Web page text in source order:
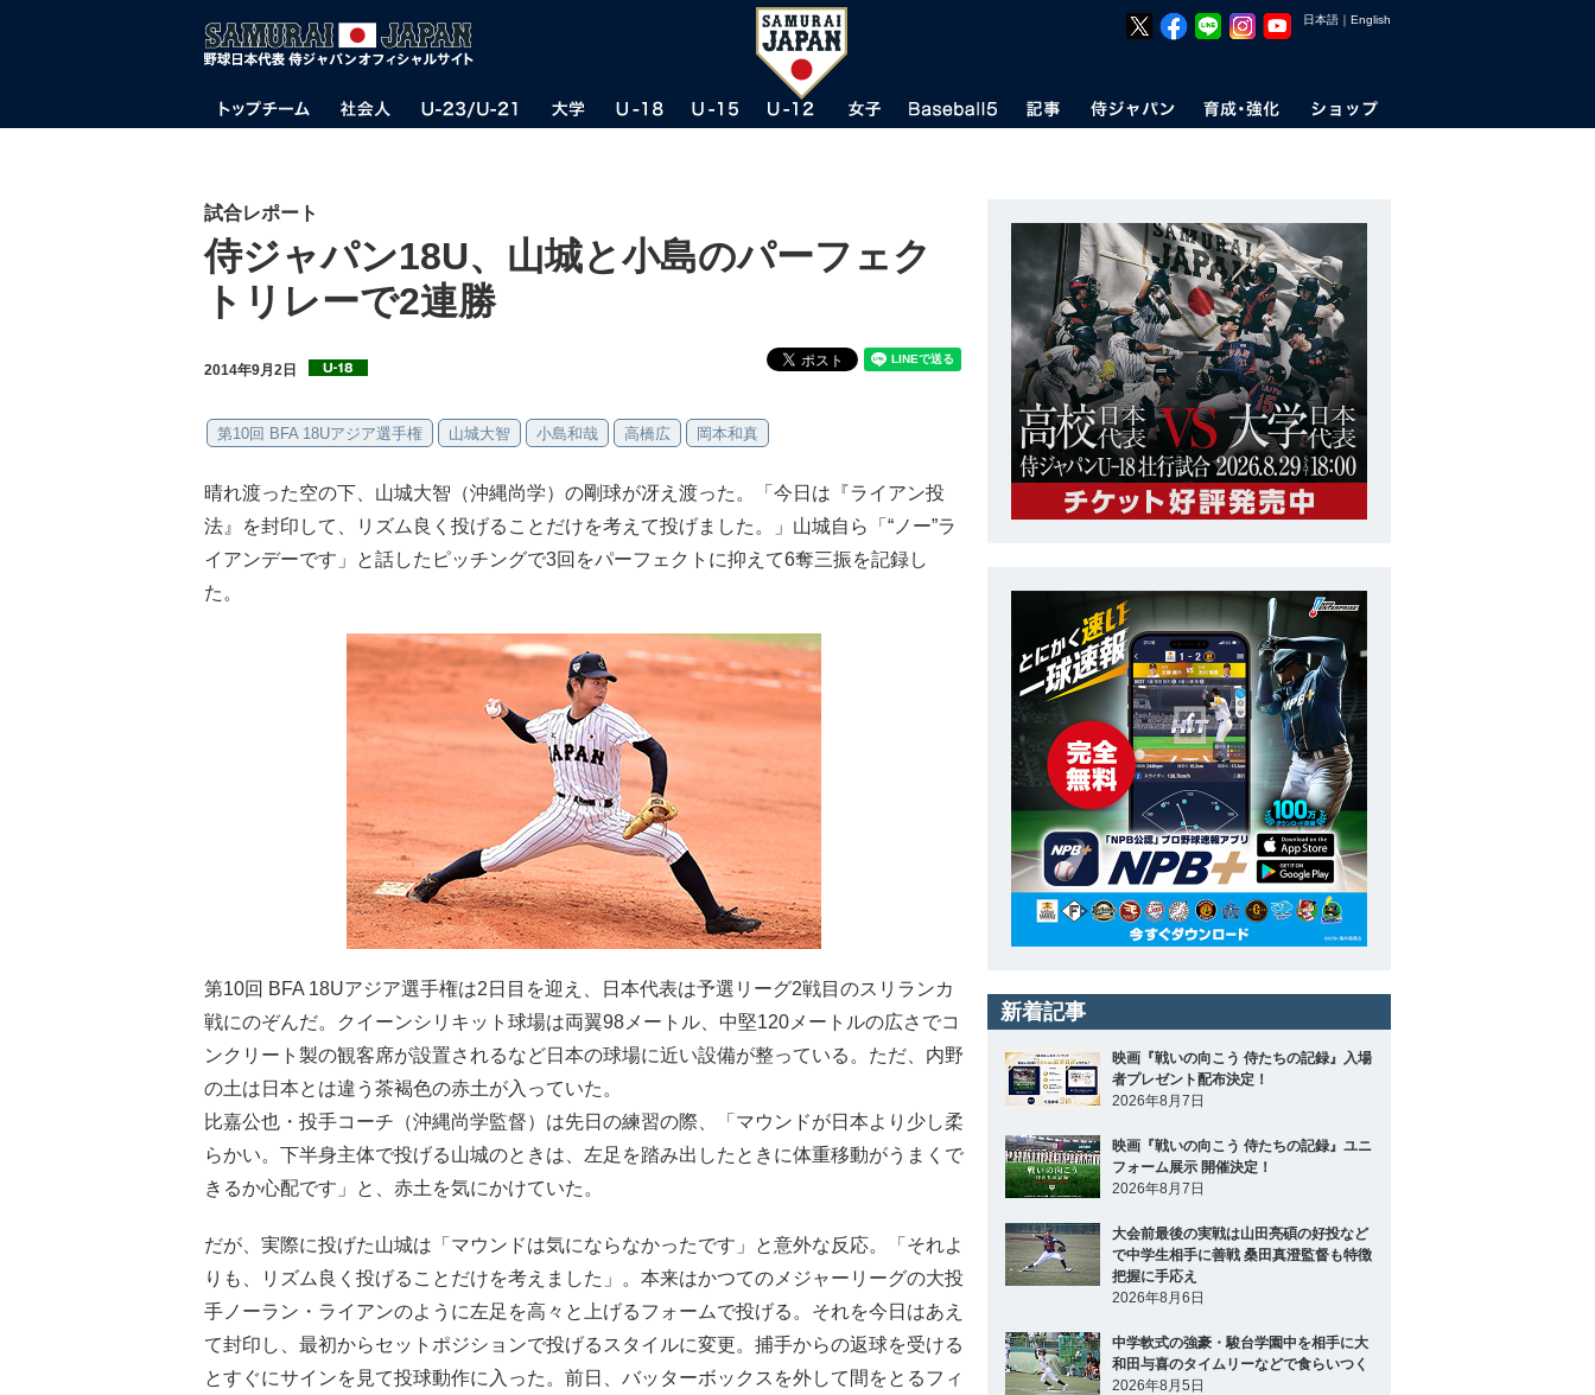
日本語 ｜ English
試合レポート
侍ジャパン18U、山城と小島のパーフェク
トリレーで2連勝
2014年9月2日
第10回 BFA 18Uアジア選手権 山城大智 小島和哉 高橋広 岡本和真
晴れ渡った空の下、山城大智（沖縄尚学）の剛球が冴え渡った。「今日は『ライアン投
法』を封印して、リズム良く投げることだけを考えて投げました。」山城自ら「“ノー”ラ
イアンデーです」と話したピッチングで3回をパーフェクトに抑えて6奪三振を記録し
た。
第10回 BFA 18Uアジア選手権は2日目を迎え、日本代表は予選リーグ2戦目のスリランカ
戦にのぞんだ。クイーンシリキット球場は両翼98メートル、中堅120メートルの広さでコ
ンクリート製の観客席が設置されるなど日本の球場に近い設備が整っている。ただ、内野
の土は日本とは違う茶褐色の赤土が入っていた。
比嘉公也・投手コーチ（沖縄尚学監督）は先日の練習の際、「マウンドが日本より少し柔
らかい。下半身主体で投げる山城のときは、左足を踏み出したときに体重移動がうまくで
きるか心配です」と、赤土を気にかけていた。
だが、実際に投げた山城は「マウンドは気にならなかったです」と意外な反応。「それよ
りも、リズム良く投げることだけを考えました」。本来はかつてのメジャーリーグの大投
手ノーラン・ライアンのように左足を高々と上げるフォームで投げる。それを今日はあえ
て封印し、最初からセットポジションで投げるスタイルに変更。捕手からの返球を受ける
とすぐにサインを見て投球動作に入った。前日、バッターボックスを外して間をとるフィ
新着記事
映画『戦いの向こう 侍たちの記録』入場
者プレゼント配布決定！
2026年8月7日
映画『戦いの向こう 侍たちの記録』ユニ
フォーム展示 開催決定！
2026年8月7日
大会前最後の実戦は山田亮碩の好投など
で中学生相手に善戦 桑田真澄監督も特徴
把握に手応え
2026年8月6日
中学軟式の強豪・駿台学園中を相手に大
和田与喜のタイムリーなどで食らいつく
2026年8月5日